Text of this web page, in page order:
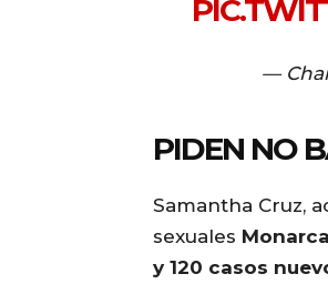
—
PIDEN NO
Samantha Cruz,
sexuales
y 120 casos